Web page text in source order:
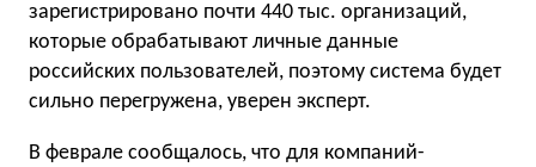
зарегистрировано почти 440 тыс. организаций,
которые обрабатывают личные данные
российских пользователей, поэтому система будет
сильно перегружена, уверен эксперт.
В феврале сообщалось, что для компаний-